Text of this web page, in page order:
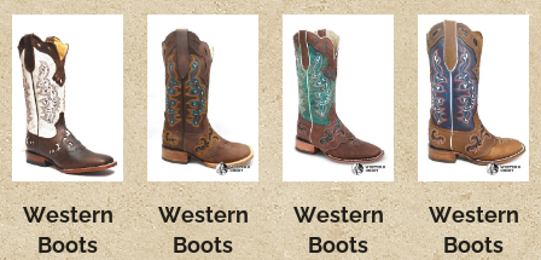
Western
Boots
Western
Boots
Western
Boots
Western
Boots